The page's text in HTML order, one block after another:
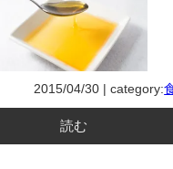
2015/04/30 | category:
読む